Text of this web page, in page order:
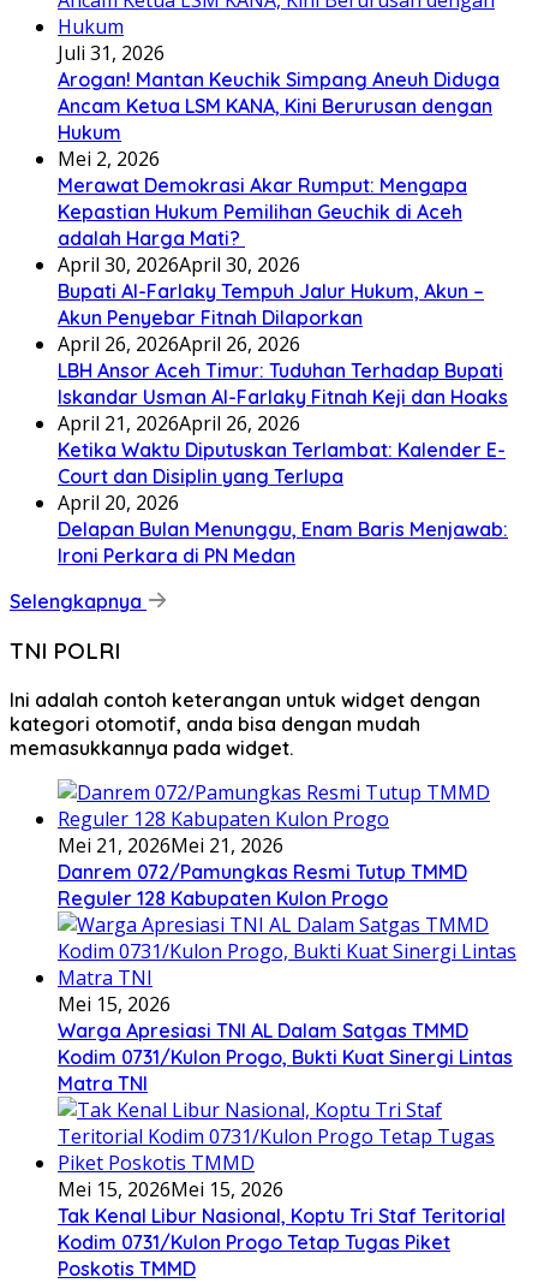
Juli 31, 2026
Arogan! Mantan Keuchik Simpang Aneuh Diduga
Ancam Ketua LSM KANA, Kini Berurusan dengan
Hukum
Mei 2, 2026
Merawat Demokrasi Akar Rumput: Mengapa
Kepastian Hukum Pemilihan Geuchik di Aceh
adalah Harga Mati? ‎
April 30, 2026April 30, 2026
Bupati Al-Farlaky Tempuh Jalur Hukum, Akun –
Akun Penyebar Fitnah Dilaporkan
April 26, 2026April 26, 2026
LBH Ansor Aceh Timur: Tuduhan Terhadap Bupati
Iskandar Usman Al-Farlaky Fitnah Keji dan Hoaks
April 21, 2026April 26, 2026
Ketika Waktu Diputuskan Terlambat: Kalender E-
Court dan Disiplin yang Terlupa
April 20, 2026
Delapan Bulan Menunggu, Enam Baris Menjawab:
Ironi Perkara di PN Medan
Selengkapnya
TNI POLRI
Ini adalah contoh keterangan untuk widget dengan
kategori otomotif, anda bisa dengan mudah
memasukkannya pada widget.
Mei 21, 2026Mei 21, 2026
Danrem 072/Pamungkas Resmi Tutup TMMD
Reguler 128 Kabupaten Kulon Progo
Mei 15, 2026
Warga Apresiasi TNI AL Dalam Satgas TMMD
Kodim 0731/Kulon Progo, Bukti Kuat Sinergi Lintas
Matra TNI
Mei 15, 2026Mei 15, 2026
Tak Kenal Libur Nasional, Koptu Tri Staf Teritorial
Kodim 0731/Kulon Progo Tetap Tugas Piket
Poskotis TMMD